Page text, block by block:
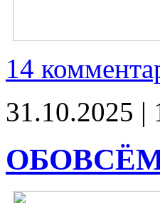
14
31.10.2025 |
ОБОВСЁМ-